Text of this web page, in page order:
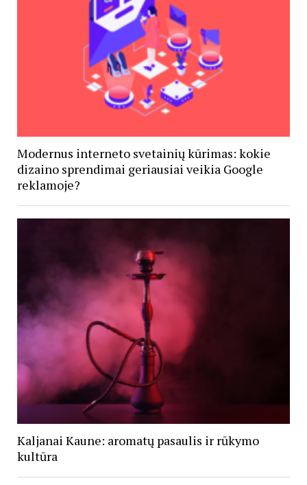
Modernus interneto svetainių kūrimas: kokie
dizaino sprendimai geriausiai veikia Google
reklamoje?
Kaljanai Kaune: aromatų pasaulis ir rūkymo
kultūra